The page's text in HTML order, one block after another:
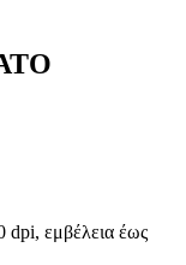
dpi, εμβέλεια έως